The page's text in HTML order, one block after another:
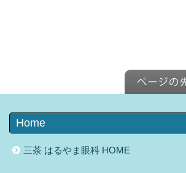
Home
三茶 はるやま眼科 HOME